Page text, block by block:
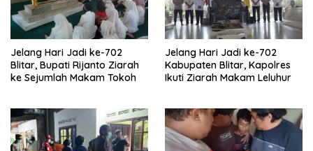
Jelang Hari Jadi ke-702
Blitar, Bupati Rijanto Ziarah
ke Sejumlah Makam Tokoh
Jelang Hari Jadi ke-702
Kabupaten Blitar, Kapolres
Ikuti Ziarah Makam Leluhur